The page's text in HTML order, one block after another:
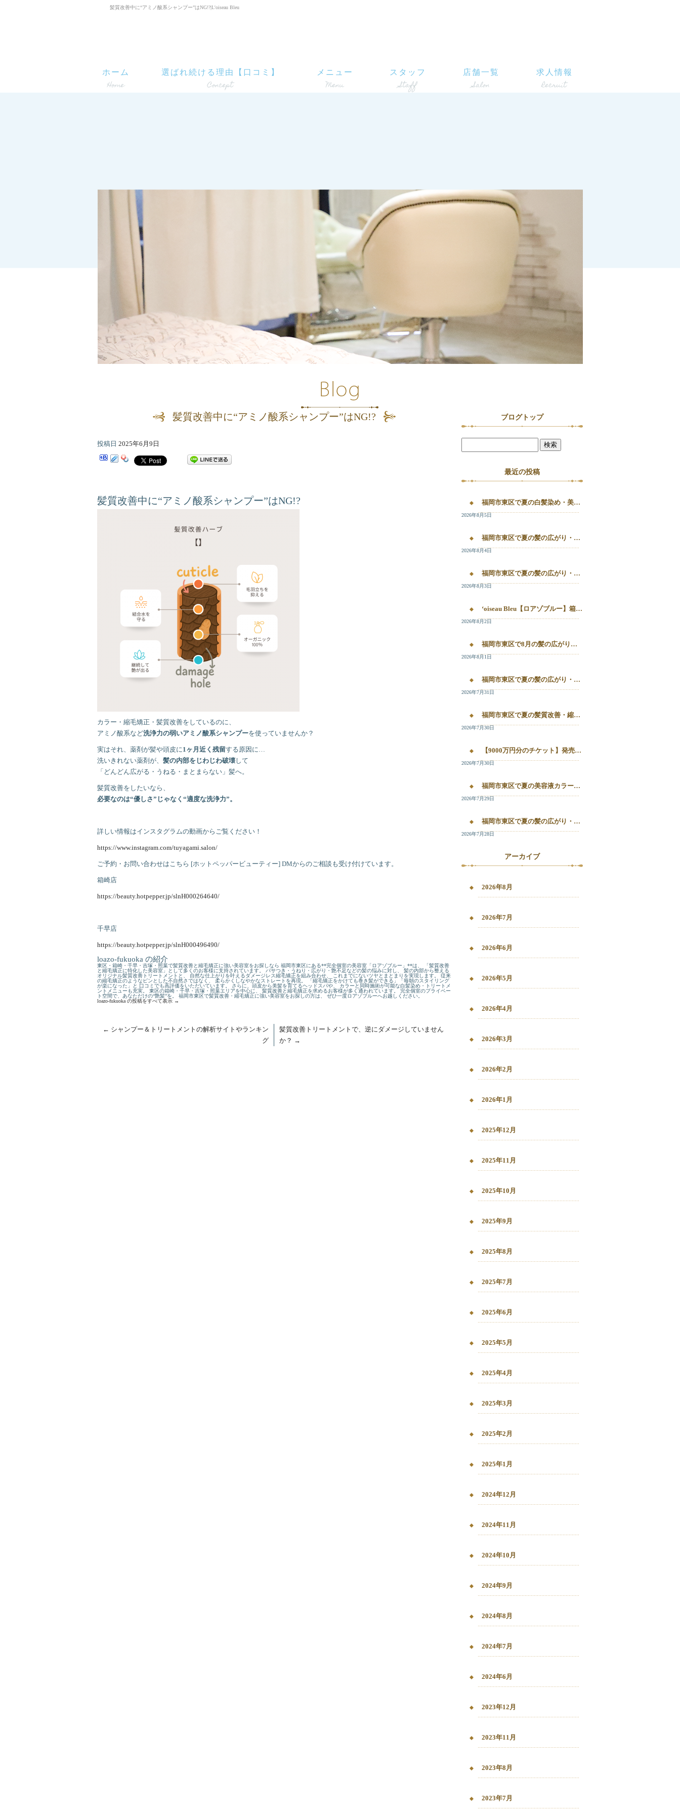
髪質改善中に“アミノ酸系シャンプー”はNG!?|L'oiseau Bleu
ホーム 選ばれ続ける理由【口コミ】 メニュー スタッフ 店舗一覧 求人情報
髪質改善中に“アミノ酸系シャンプー”はNG!?
投稿日 2025年6月9日
髪質改善中に“アミノ酸系シャンプー”はNG!?
カラー・縮毛矯正・髪質改善をしているのに、
アミノ酸系など洗浄力の弱いアミノ酸系シャンプーを使っていませんか？
実はそれ、薬剤が髪や頭皮に1ヶ月近く残留する原因に…
洗いきれない薬剤が、 髪の内部をじわじわ破壊して
「どんどん広がる・うねる・まとまらない」髪へ。
髪質改善をしたいなら、
必要なのは“優しさ”じゃなく“適度な洗浄力”。
詳しい情報はインスタグラムの動画からご覧ください！
https://www.instagram.com/tuyagami.salon/
ご予約・お問い合わせはこちら [ホットペッパービューティー] DMからのご相談も受け付けています。
箱崎店
https://beauty.hotpepper.jp/slnH000264640/
千早店
https://beauty.hotpepper.jp/slnH000496490/
loazo-fukuoka の紹介
東区・箱崎・千早・吉塚・照葉で髪質改善と縮毛矯正に強い美容室をお探しなら 福岡市東区にある**完全個室の美容室「ロアゾブルー」**は、 「髪質改善
と縮毛矯正に特化した美容室」として多くのお客様に支持されています。 パサつき・うねり・広がり・艶不足などの髪の悩みに対し、 髪の内部から整える
オリジナル髪質改善トリートメントと、 自然な仕上がりを叶えるダメージレス縮毛矯正を組み合わせ、 これまでにないツヤとまとまりを実現します。 従来
の縮毛矯正のようなピンとした不自然さではなく、 柔らかくしなやかなストレートを再現。 「縮毛矯正をかけても巻き髪ができる」「毎朝のスタイリング
が楽になった」と 口コミでも高評価をいただいています。 さらに、頭皮から美髪を育てるヘッドスパや、 カラーと同時施術が可能な白髪染め・トリートメ
ントメニューも充実。 東区の箱崎・千早・吉塚・照葉エリアを中心に、 髪質改善と縮毛矯正を求めるお客様が多く通われています。 完全個室のプライベー
ト空間で、あなただけの“艶髪”を。 福岡市東区で髪質改善・縮毛矯正に強い美容室をお探しの方は、 ぜひ一度ロアゾブルーへお越しください。
loazo-fukuoka の投稿をすべて表示 →
← シャンプー＆トリートメントの解析サイトやランキン
グ
髪質改善トリートメントで、逆にダメージしていません
か？ →
ブログトップ
最近の投稿
福岡市東区で夏の白髪染め・美容液カラー・髪質改善を相談したい方へ｜箱崎・千早のL’oiseau Bleu
2026年8月5日
福岡市東区で夏の髪の広がり・白髪染め・美容液カラーを相談したい方へ｜箱崎・千早のL’oiseau Bleu
2026年8月4日
福岡市東区で夏の髪の広がり・白髪染め・美容液カラーを相談したい方へ｜箱崎・千早のL’oiseau Bleu
2026年8月3日
‘oiseau Bleu【ロアゾブルー】箱崎店】 福岡市東区箱崎で、夏の白髪染めやカラー後の毛先のパサつき、髪の艶不足が気になる方へ。
2026年8月2日
福岡市東区で8月の髪の広がり・白髪染め・美容液カラーを相談するなら
2026年8月1日
福岡市東区で夏の髪の広がり・白髪染め・美容液カラーを相談したい方へ｜箱崎・千早のL’oiseau Bleu
2026年7月31日
福岡市東区で夏の髪質改善・縮毛矯正・美容液カラーを相談したい方へ｜箱崎・千早の全席個室美容室ロアゾブルー
2026年7月30日
【9000万円分のチケット】発売開始！！20%OFFで施術が受けられます！
2026年7月30日
福岡市東区で夏の美容液カラー・白髪染め・髪質改善縮毛矯正を相談したい方へ
2026年7月29日
福岡市東区で夏の髪の広がり・白髪染め・美容液カラーを相談したい方へ｜千早・箱崎のロアゾブルー
2026年7月28日
アーカイブ
2026年8月
2026年7月
2026年6月
2026年5月
2026年4月
2026年3月
2026年2月
2026年1月
2025年12月
2025年11月
2025年10月
2025年9月
2025年8月
2025年7月
2025年6月
2025年5月
2025年4月
2025年3月
2025年2月
2025年1月
2024年12月
2024年11月
2024年10月
2024年9月
2024年8月
2024年7月
2024年6月
2023年12月
2023年11月
2023年8月
2023年7月